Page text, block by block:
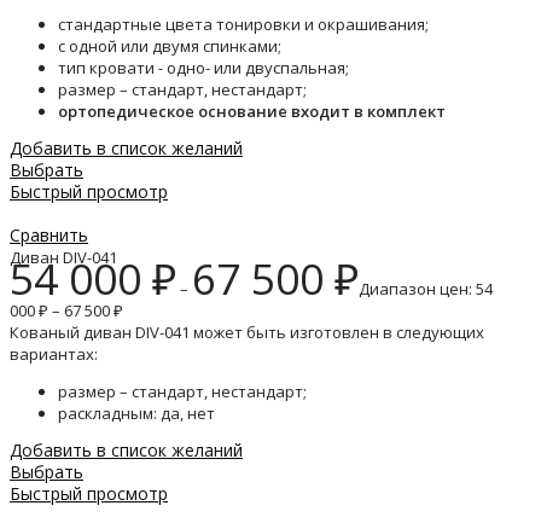
стандартные цвета тонировки и окрашивания;
с одной или двумя спинками;
тип кровати - одно- или двуспальная;
размер – стандарт, нестандарт;
ортопедическое основание входит в комплект
Добавить в список желаний
Выбрать
Быстрый просмотр
Сравнить
Диван DIV-041
54 000 ₽ – 67 500 ₽Диапазон цен: 54
000 ₽ – 67 500 ₽
Кованый диван DIV-041 может быть изготовлен в следующих
вариантах:
размер – стандарт, нестандарт;
раскладным: да, нет
Добавить в список желаний
Выбрать
Быстрый просмотр